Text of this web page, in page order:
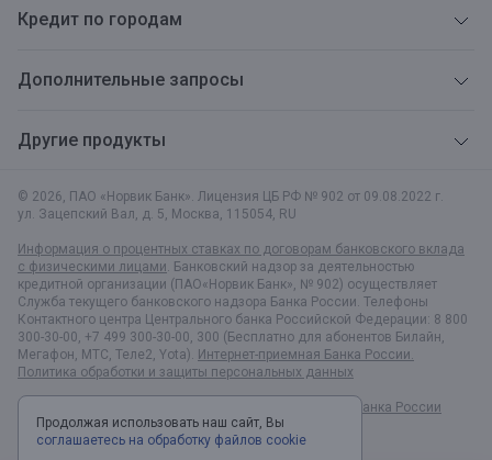
© 2026, ПАО «Норвик Банк». Лицензия ЦБ РФ № 902 от 09.08.2022 г.
ул. Зацепский Вал, д. 5, Москва, 115054, RU
Информация о процентных ставках по договорам банковского вклада
с физическими лицами. Банковский надзор за деятельностью
кредитной организации (ПАО«Норвик Банк», № 902) осуществляет
Служба текущего банковского надзора Банка России. Телефоны
Контактного центра Центрального банка Российской Федерации: 8 800
300-30-00, +7 499 300-30-00, 300 (Бесплатно для абонентов Билайн,
Мегафон, МТС, Теле2, Yota). Интернет-приемная Банка России.
Политика обработки и защиты персональных данных
Раскрытие информации в соответствии c Указанием Банка России
№6496-У
Кредит по городам
Дополнительные запросы
Другие продукты
Продолжая использовать наш сайт, Вы
соглашаетесь на обработку файлов cookie